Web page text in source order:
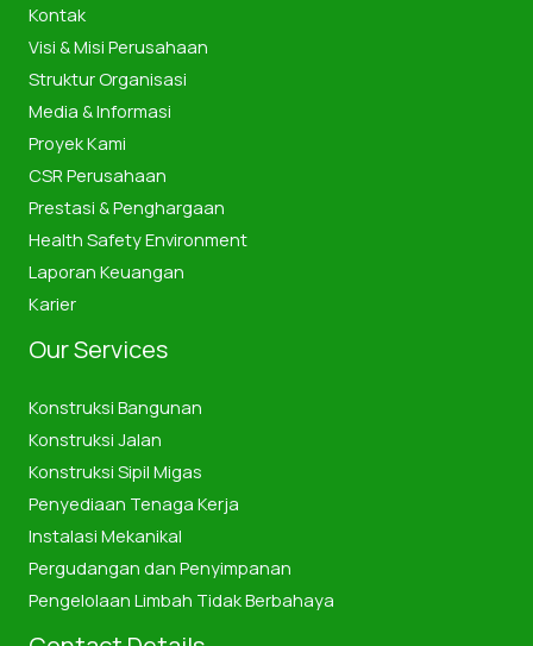
Kontak
Visi & Misi Perusahaan
Struktur Organisasi
Media & Informasi
Proyek Kami
CSR Perusahaan
Prestasi & Penghargaan
Health Safety Environment
Laporan Keuangan
Karier
Our Services
Konstruksi Bangunan
Konstruksi Jalan
Konstruksi Sipil Migas
Penyediaan Tenaga Kerja
Instalasi Mekanikal
Pergudangan dan Penyimpanan
Pengelolaan Limbah Tidak Berbahaya